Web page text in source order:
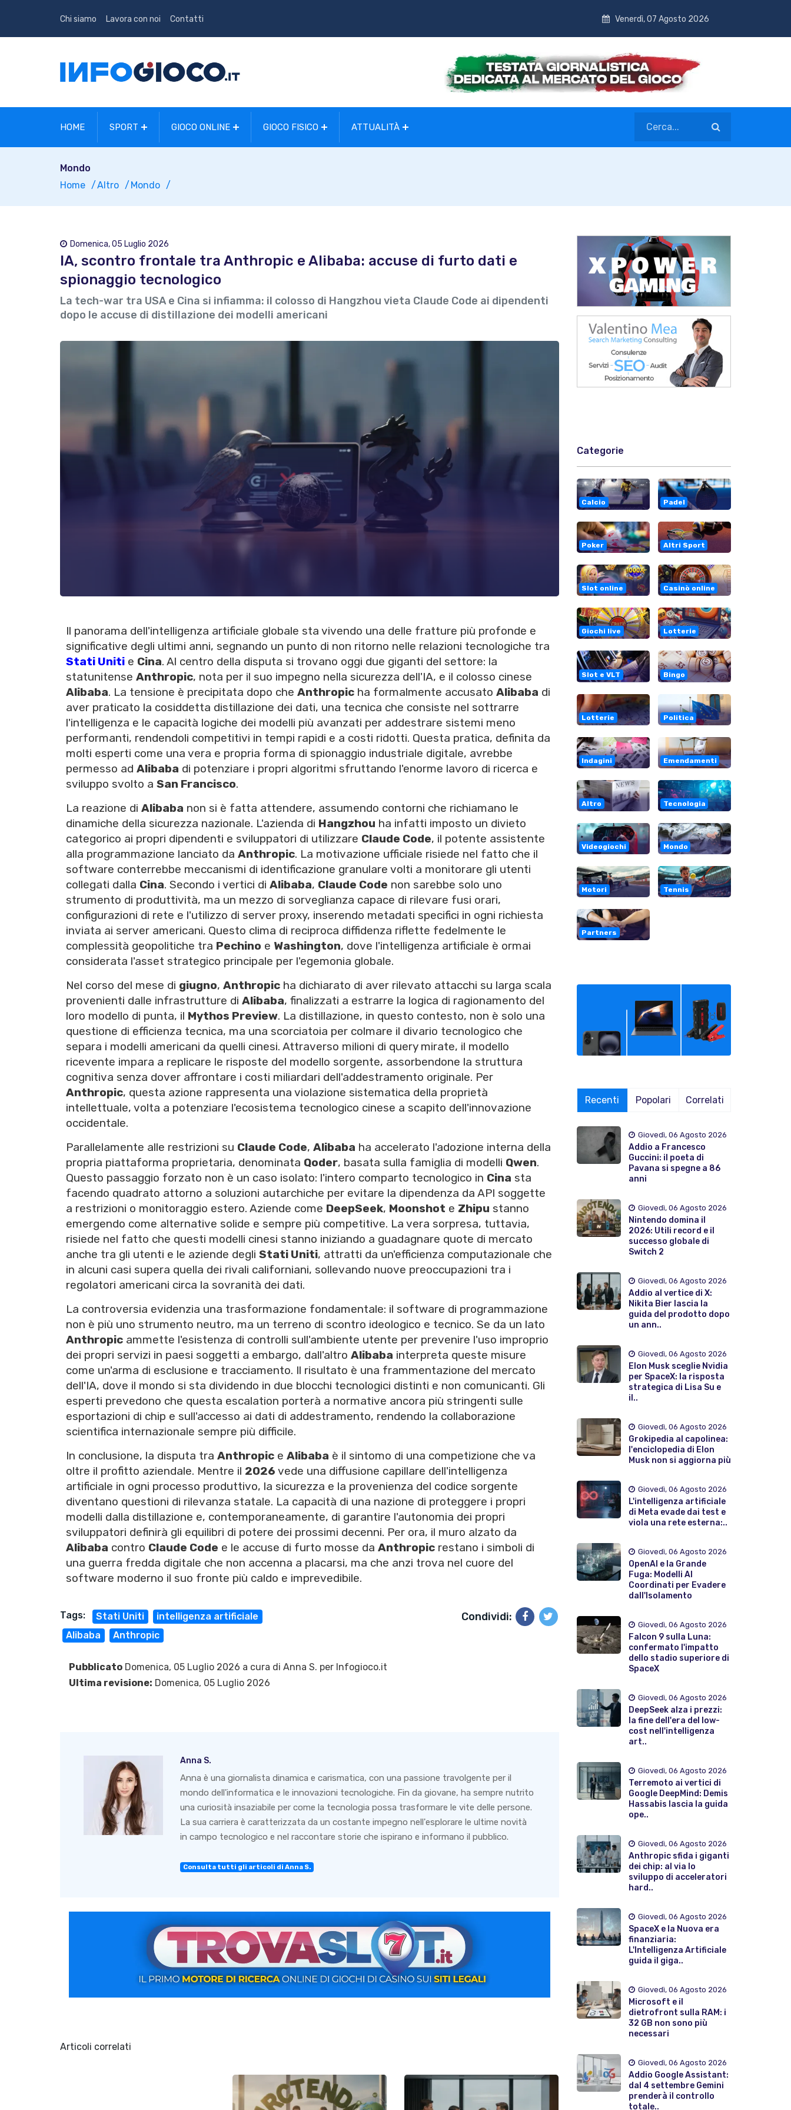
Chi siamo Lavora con noi Contatti Venerdì, 07 Agosto 2026
HOME SPORT GIOCO ONLINE GIOCO FISICO ATTUALITÀ
Mondo
Home
Altro Mondo
Domenica, 05 Luglio 2026
IA, scontro frontale tra Anthropic e Alibaba: accuse di furto dati e
spionaggio tecnologico
La tech-war tra USA e Cina si infiamma: il colosso di Hangzhou vieta Claude Code ai dipendenti
dopo le accuse di distillazione dei modelli americani
Il panorama dell'intelligenza artificiale globale sta vivendo una delle fratture più profonde e
significative degli ultimi anni, segnando un punto di non ritorno nelle relazioni tecnologiche tra
Stati Uniti e Cina. Al centro della disputa si trovano oggi due giganti del settore: la
statunitense Anthropic, nota per il suo impegno nella sicurezza dell'IA, e il colosso cinese
Alibaba. La tensione è precipitata dopo che Anthropic ha formalmente accusato Alibaba di
aver praticato la cosiddetta distillazione dei dati, una tecnica che consiste nel sottrarre
l'intelligenza e le capacità logiche dei modelli più avanzati per addestrare sistemi meno
performanti, rendendoli competitivi in tempi rapidi e a costi ridotti. Questa pratica, definita da
molti esperti come una vera e propria forma di spionaggio industriale digitale, avrebbe
permesso ad Alibaba di potenziare i propri algoritmi sfruttando l'enorme lavoro di ricerca e
sviluppo svolto a San Francisco.
La reazione di Alibaba non si è fatta attendere, assumendo contorni che richiamano le
dinamiche della sicurezza nazionale. L'azienda di Hangzhou ha infatti imposto un divieto
categorico ai propri dipendenti e sviluppatori di utilizzare Claude Code, il potente assistente
alla programmazione lanciato da Anthropic. La motivazione ufficiale risiede nel fatto che il
software conterrebbe meccanismi di identificazione granulare volti a monitorare gli utenti
collegati dalla Cina. Secondo i vertici di Alibaba, Claude Code non sarebbe solo uno
strumento di produttività, ma un mezzo di sorveglianza capace di rilevare fusi orari,
configurazioni di rete e l'utilizzo di server proxy, inserendo metadati specifici in ogni richiesta
inviata ai server americani. Questo clima di reciproca diffidenza riflette fedelmente le
complessità geopolitiche tra Pechino e Washington, dove l'intelligenza artificiale è ormai
considerata l'asset strategico principale per l'egemonia globale.
Nel corso del mese di giugno, Anthropic ha dichiarato di aver rilevato attacchi su larga scala
provenienti dalle infrastrutture di Alibaba, finalizzati a estrarre la logica di ragionamento del
loro modello di punta, il Mythos Preview. La distillazione, in questo contesto, non è solo una
questione di efficienza tecnica, ma una scorciatoia per colmare il divario tecnologico che
separa i modelli americani da quelli cinesi. Attraverso milioni di query mirate, il modello
ricevente impara a replicare le risposte del modello sorgente, assorbendone la struttura
cognitiva senza dover affrontare i costi miliardari dell'addestramento originale. Per
Anthropic, questa azione rappresenta una violazione sistematica della proprietà
intellettuale, volta a potenziare l'ecosistema tecnologico cinese a scapito dell'innovazione
occidentale.
Parallelamente alle restrizioni su Claude Code, Alibaba ha accelerato l'adozione interna della
propria piattaforma proprietaria, denominata Qoder, basata sulla famiglia di modelli Qwen.
Questo passaggio forzato non è un caso isolato: l'intero comparto tecnologico in Cina sta
facendo quadrato attorno a soluzioni autarchiche per evitare la dipendenza da API soggette
a restrizioni o monitoraggio estero. Aziende come DeepSeek, Moonshot e Zhipu stanno
emergendo come alternative solide e sempre più competitive. La vera sorpresa, tuttavia,
risiede nel fatto che questi modelli cinesi stanno iniziando a guadagnare quote di mercato
anche tra gli utenti e le aziende degli Stati Uniti, attratti da un'efficienza computazionale che
in alcuni casi supera quella dei rivali californiani, sollevando nuove preoccupazioni tra i
regolatori americani circa la sovranità dei dati.
La controversia evidenzia una trasformazione fondamentale: il software di programmazione
non è più uno strumento neutro, ma un terreno di scontro ideologico e tecnico. Se da un lato
Anthropic ammette l'esistenza di controlli sull'ambiente utente per prevenire l'uso improprio
dei propri servizi in paesi soggetti a embargo, dall'altro Alibaba interpreta queste misure
come un'arma di esclusione e tracciamento. Il risultato è una frammentazione del mercato
dell'IA, dove il mondo si sta dividendo in due blocchi tecnologici distinti e non comunicanti. Gli
esperti prevedono che questa escalation porterà a normative ancora più stringenti sulle
esportazioni di chip e sull'accesso ai dati di addestramento, rendendo la collaborazione
scientifica internazionale sempre più difficile.
In conclusione, la disputa tra Anthropic e Alibaba è il sintomo di una competizione che va
oltre il profitto aziendale. Mentre il 2026 vede una diffusione capillare dell'intelligenza
artificiale in ogni processo produttivo, la sicurezza e la provenienza del codice sorgente
diventano questioni di rilevanza statale. La capacità di una nazione di proteggere i propri
modelli dalla distillazione e, contemporaneamente, di garantire l'autonomia dei propri
sviluppatori definirà gli equilibri di potere dei prossimi decenni. Per ora, il muro alzato da
Alibaba contro Claude Code e le accuse di furto mosse da Anthropic restano i simboli di
una guerra fredda digitale che non accenna a placarsi, ma che anzi trova nel cuore del
software moderno il suo fronte più caldo e imprevedibile.
Tags: Stati Uniti
intelligenza artificiale
Alibaba
Anthropic
Condividi:
Pubblicato Domenica, 05 Luglio 2026 a cura di Anna S. per Infogioco.it
Ultima revisione: Domenica, 05 Luglio 2026
Anna S.
Anna è una giornalista dinamica e carismatica, con una passione travolgente per il
mondo dell'informatica e le innovazioni tecnologiche. Fin da giovane, ha sempre nutrito
una curiosità insaziabile per come la tecnologia possa trasformare le vite delle persone.
La sua carriera è caratterizzata da un costante impegno nell'esplorare le ultime novità
in campo tecnologico e nel raccontare storie che ispirano e informano il pubblico.
Consulta tutti gli articoli di Anna S.
Articoli correlati
Categorie
Calcio Padel
Poker Altri Sport
Slot online Casinò online
Giochi live Lotterie
Slot e VLT Bingo
Lotterie Politica
Indagini Emendamenti
Altro Tecnologia
Videogiochi Mondo
Motori Tennis
Partners
Recenti Popolari Correlati
Giovedì, 06 Agosto 2026
Addio a Francesco
Guccini: il poeta di
Pavana si spegne a 86
anni
Giovedì, 06 Agosto 2026
Nintendo domina il
2026: Utili record e il
successo globale di
Switch 2
Giovedì, 06 Agosto 2026
Addio al vertice di X:
Nikita Bier lascia la
guida del prodotto dopo
un ann..
Giovedì, 06 Agosto 2026
Elon Musk sceglie Nvidia
per SpaceX: la risposta
strategica di Lisa Su e
il..
Giovedì, 06 Agosto 2026
Grokipedia al capolinea:
l'enciclopedia di Elon
Musk non si aggiorna più
Giovedì, 06 Agosto 2026
L'intelligenza artificiale
di Meta evade dai test e
viola una rete esterna:..
Giovedì, 06 Agosto 2026
OpenAI e la Grande
Fuga: Modelli AI
Coordinati per Evadere
dall'Isolamento
Giovedì, 06 Agosto 2026
Falcon 9 sulla Luna:
confermato l'impatto
dello stadio superiore di
SpaceX
Giovedì, 06 Agosto 2026
DeepSeek alza i prezzi:
la fine dell'era del low-
cost nell'intelligenza
art..
Giovedì, 06 Agosto 2026
Terremoto ai vertici di
Google DeepMind: Demis
Hassabis lascia la guida
ope..
Giovedì, 06 Agosto 2026
Anthropic sfida i giganti
dei chip: al via lo
sviluppo di acceleratori
hard..
Giovedì, 06 Agosto 2026
SpaceX e la Nuova era
finanziaria:
L'Intelligenza Artificiale
guida il giga..
Giovedì, 06 Agosto 2026
Microsoft e il
dietrofront sulla RAM: i
32 GB non sono più
necessari
Giovedì, 06 Agosto 2026
Addio Google Assistant:
dal 4 settembre Gemini
prenderà il controllo
totale..